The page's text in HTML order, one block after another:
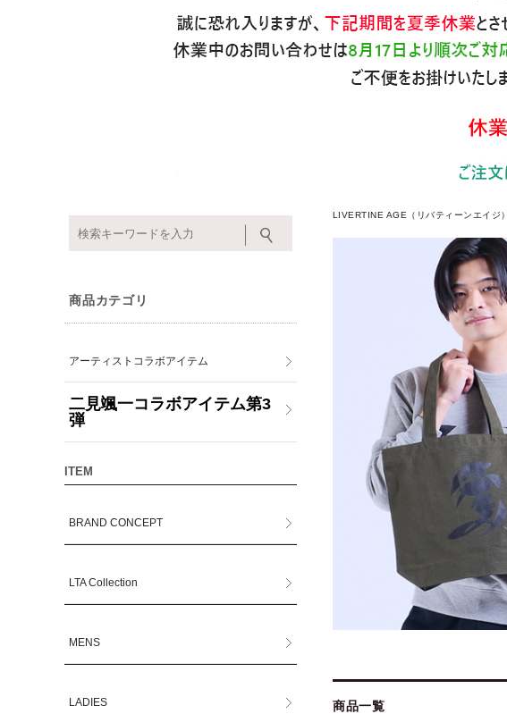
LIVERTINE AGE（リバティーンエイジ）
商品一覧
商品カテゴリ
アーティストコラボアイテム
二見颯一コラボアイテム第3
弾
ITEM
BRAND CONCEPT
LTA Collection
MENS
LADIES